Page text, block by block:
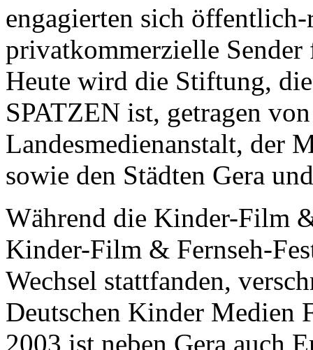
engagierten sich
privatkommerzielle Sender
Heute wird die Stiftung,
SPATZEN ist, getragen
Landesmedienanstalt, der
sowie den Städten Gera
Während die Kinder-Film
Kinder-Film & Fernseh-
Wechsel stattfanden,
Deutschen Kinder Medien
2003 ist neben Gera auch